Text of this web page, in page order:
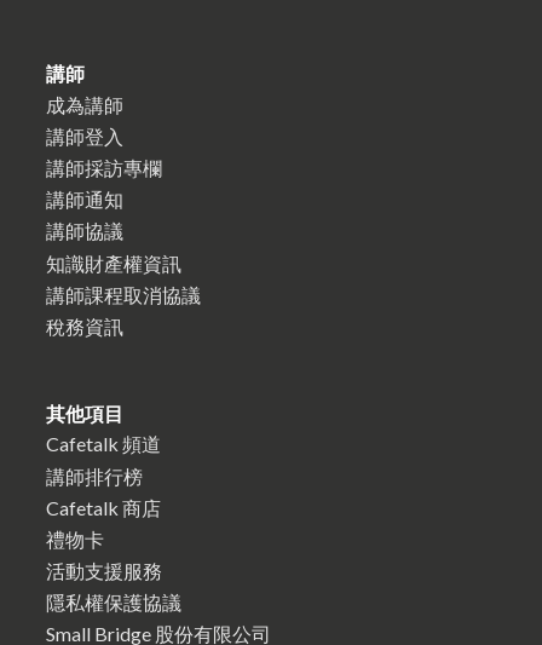
講師
成為講師
講師登入
講師採訪專欄
講師通知
講師協議
知識財產權資訊
講師課程取消協議
稅務資訊
其他項目
Cafetalk 頻道
講師排行榜
Cafetalk 商店
禮物卡
活動支援服務
隱私權保護協議
Small Bridge 股份有限公司